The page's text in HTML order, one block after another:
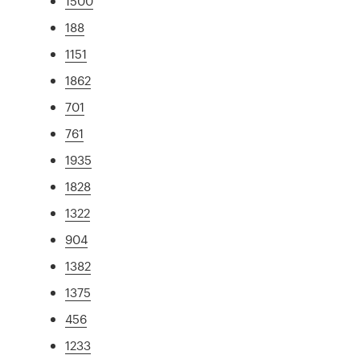
188
1151
1862
701
761
1935
1828
1322
904
1382
1375
456
1233